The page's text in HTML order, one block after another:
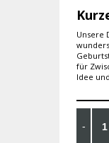
Unsere
für
Idee